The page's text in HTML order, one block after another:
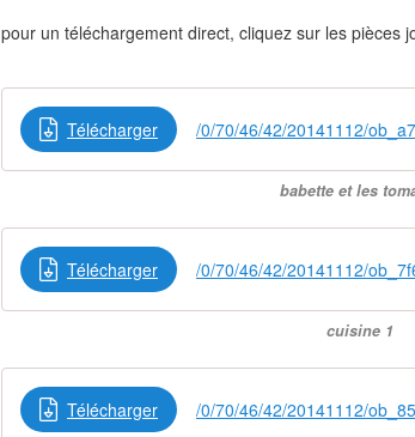
pour un téléchargement direct, cliquez sur les pièces
Télécharger /0/70/46/42/20141112/
babette et les
Télécharger /0/70/46/42/20141112/
cuisine 1
Télécharger /0/70/46/42/20141112/